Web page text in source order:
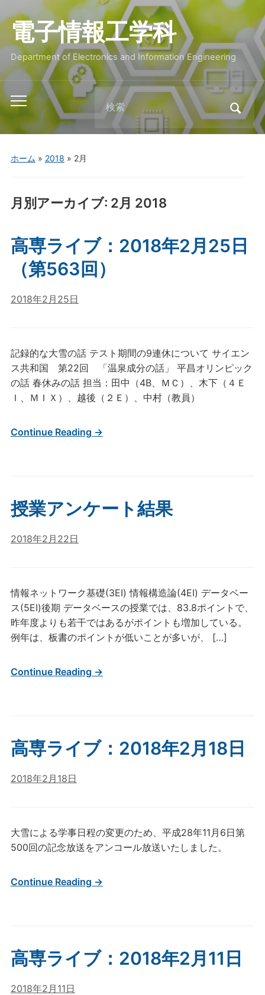
電子情報工学科
Department of Electronics and Information Engineering
Toggle
mobile
menu
Search
for:
ホーム » 2018 » 2月
月別アーカイブ: 2月 2018
高専ライブ：2018年2月25日
（第563回）
2018年2月25日
記録的な大雪の話 テスト期間の9連休について サイエン
ス共和国 第22回 「温泉成分の話」 平昌オリンピック
の話 春休みの話 担当：田中（4B、ＭＣ）、木下（４Ｅ
Ｉ、ＭＩＸ）、越後（２Ｅ）、中村（教員）
Continue Reading →
授業アンケート結果
2018年2月22日
情報ネットワーク基礎(3EI) 情報構造論(4EI) データベー
ス(5EI)後期 データベースの授業では、83.8ポイントで、
昨年度よりも若干ではあるがポイントも増加している。
例年は、板書のポイントが低いことが多いが、 […]
Continue Reading →
高専ライブ：2018年2月18日
2018年2月18日
大雪による学事日程の変更のため、平成28年11月6日第
500回の記念放送をアンコール放送いたしました。
Continue Reading →
高専ライブ：2018年2月11日
2018年2月11日